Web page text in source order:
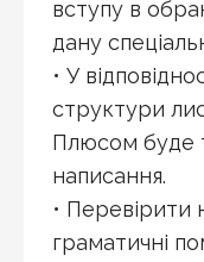
вступу в
дану
• У
структури
Плюсом буде
написання.
• Перевірити
граматичні